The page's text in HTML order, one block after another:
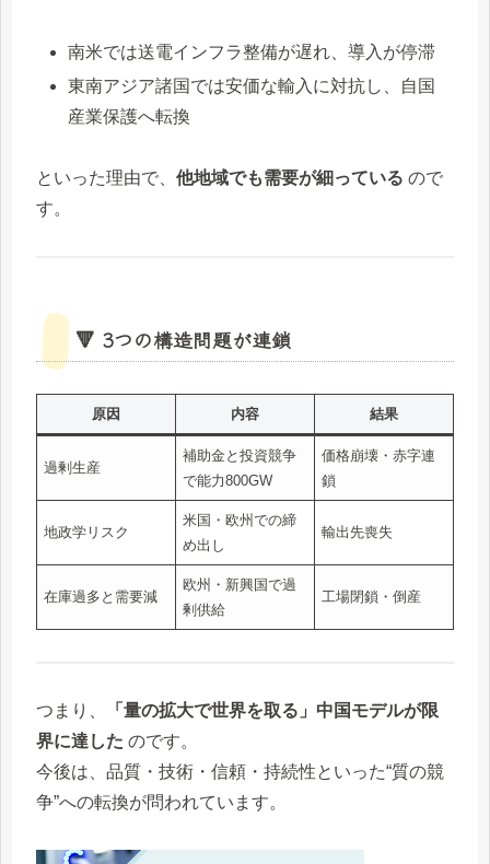
南米では送電インフラ整備が遅れ、導入が停滞
東南アジア諸国では安価な輸入に対抗し、自国
産業保護へ転換
といった理由で、 他地域でも需要が細っている ので
す。
🔻 3つの構造問題が連鎖
原因 内容 結果
過剰生産
補助金と投資競争
で能力800GW
価格崩壊・赤字連
鎖
地政学リスク
米国・欧州での締
め出し
輸出先喪失
在庫過多と需要減
欧州・新興国で過
剰供給
工場閉鎖・倒産
つまり、
「量の拡大で世界を取る」中国モデルが限
界に達した のです。
今後は、品質・技術・信頼・持続性といった“質の競
争”への転換が問われています。